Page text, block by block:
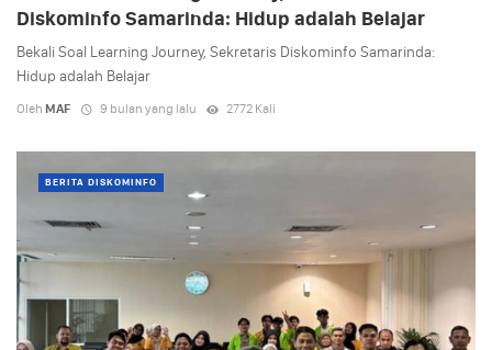
Diskominfo Samarinda: Hidup adalah Belajar
Bekali Soal Learning Journey, Sekretaris Diskominfo Samarinda:
Hidup adalah Belajar
Oleh MAF 9 bulan yang lalu 2772 Kali
BERITA DISKOMINFO